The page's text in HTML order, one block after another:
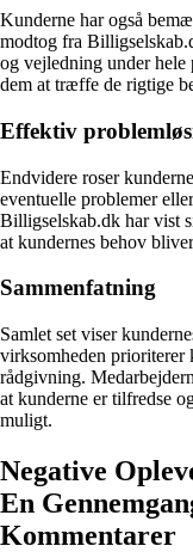
Kunderne har også
modtog fra
og vejledning under hele
dem at træffe de rigtige
Effektiv
Endvidere roser
eventuelle problemer
Billigselskab.dk har vist
at kundernes behov
Sammenfatning
Samlet set viser
virksomheden prioriterer
rådgivning.
at kunderne er tilfredse
muligt.
Negative
En
Kommentarer